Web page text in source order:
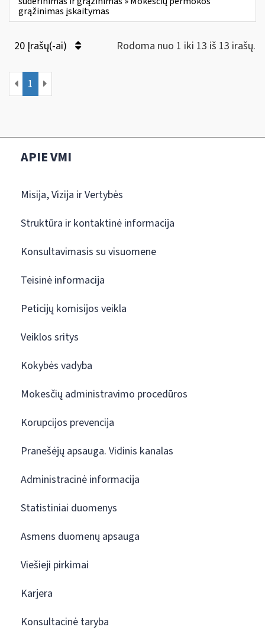
grąžinimas įskaitymas
20 Įrašų(-ai) Rodoma nuo 1 iki 13 iš 13 irašų.
1
APIE VMI
Misija, Vizija ir Vertybės
Struktūra ir kontaktinė informacija
Konsultavimasis su visuomene
Teisinė informacija
Peticijų komisijos veikla
Veiklos sritys
Kokybės vadyba
Mokesčių administravimo procedūros
Korupcijos prevencija
Pranešėjų apsauga. Vidinis kanalas
Administracinė informacija
Statistiniai duomenys
Asmens duomenų apsauga
Viešieji pirkimai
Karjera
Konsultacinė taryba